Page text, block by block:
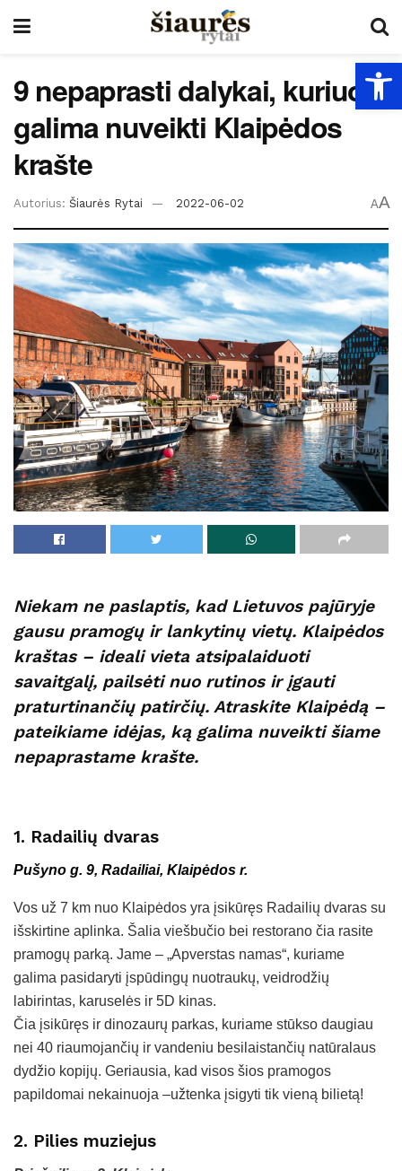
9 nepaprasti dalykai, kuriuos
galima nuveikti Klaipėdos
krašte
Autorius: Šiaurės Rytai 2022-06-02 AA
Niekam ne paslaptis, kad Lietuvos pajūryje
gausu pramogų ir lankytinų vietų. Klaipėdos
kraštas – ideali vieta atsipalaiduoti
savaitgalį, pailsėti nuo rutinos ir įgauti
praturtinančių patirčių. Atraskite Klaipėdą –
pateikiame idėjas, ką galima nuveikti šiame
nepaprastame krašte.
1. Radailių dvaras
Pušyno g. 9, Radailiai, Klaipėdos r.
Vos už 7 km nuo Klaipėdos yra įsikūręs Radailių dvaras su
išskirtine aplinka. Šalia viešbučio bei restorano čia rasite
pramogų parką. Jame – „Apverstas namas“, kuriame
galima pasidaryti įspūdingų nuotraukų, veidrodžių
labirintas, karuselės ir 5D kinas.
Čia įsikūręs ir dinozaurų parkas, kuriame stūkso daugiau
nei 40 riaumojančių ir vandeniu besilaistančių natūralaus
dydžio kopijų. Geriausia, kad visos šios pramogos
papildomai nekainuoja –užtenka įsigyti tik vieną bilietą!
2. Pilies muziejus